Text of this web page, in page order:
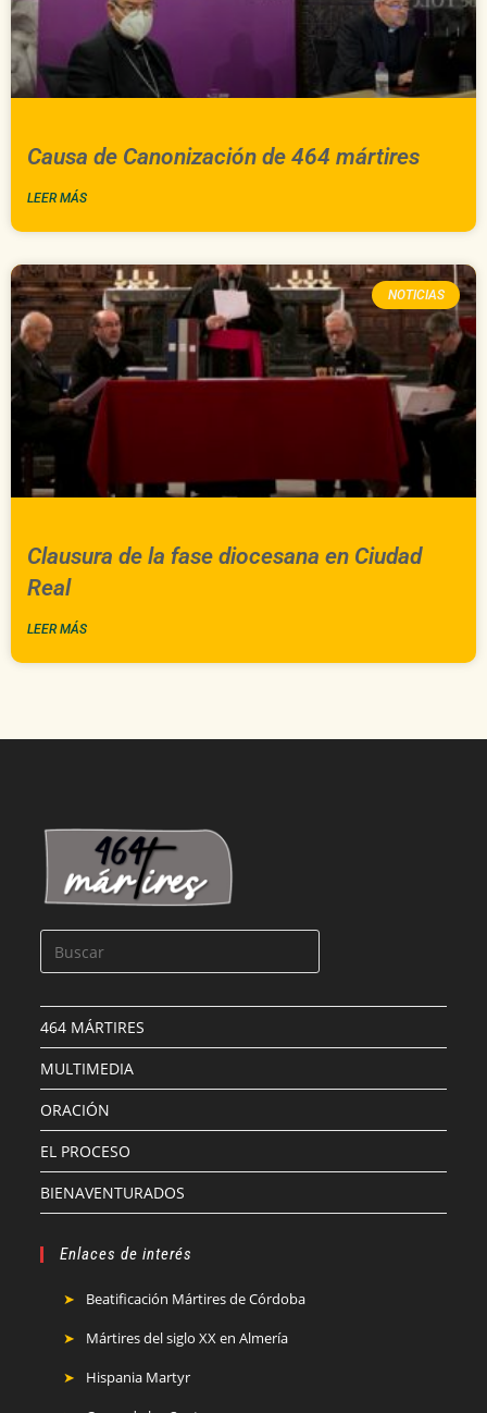
Causa de Canonización de 464 mártires
LEER MÁS
NOTICIAS
Clausura de la fase diocesana en Ciudad
Real
LEER MÁS
464 MÁRTIRES
MULTIMEDIA
ORACIÓN
EL PROCESO
BIENAVENTURADOS
Enlaces de interés
Beatificación Mártires de Córdoba
Mártires del siglo XX en Almería
Hispania Martyr